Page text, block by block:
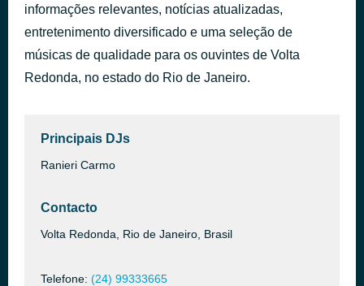
informações relevantes, notícias atualizadas,
entretenimento diversificado e uma seleção de
músicas de qualidade para os ouvintes de Volta
Redonda, no estado do Rio de Janeiro.
Principais DJs
Ranieri Carmo
Contacto
Volta Redonda, Rio de Janeiro, Brasil
Telefone: (24) 99333665